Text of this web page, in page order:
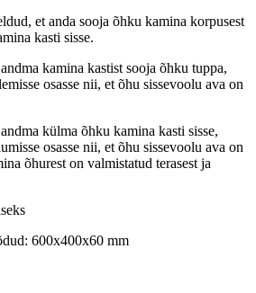
et anda sooja õhku kamina korpusest
kasti sisse.
kamina kastist sooja õhku tuppa,
osasse nii, et õhu sissevoolu ava on
külma õhku kamina kasti sisse,
osasse nii, et õhu sissevoolu ava on
õhurest on valmistatud terasest ja
600x400x60 mm